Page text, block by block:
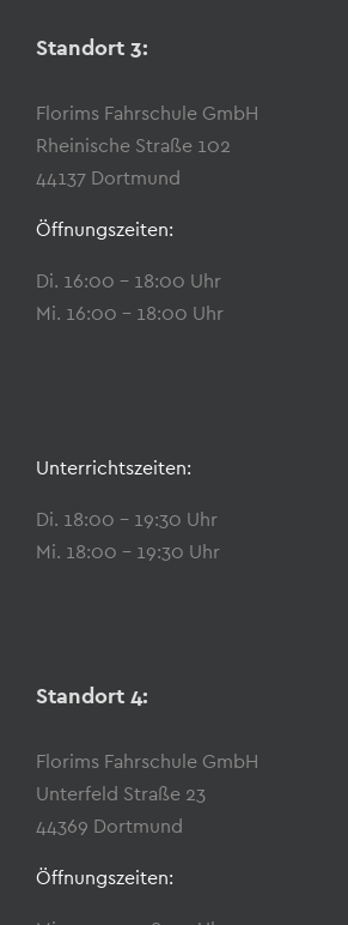
Standort 3:
Florims Fahrschule GmbH
Rheinische Straße 102
44137 Dortmund
Öffnungszeiten:
Di. 16:00 – 18:00 Uhr
Mi. 16:00 – 18:00 Uhr
Unterrichtszeiten:
Di. 18:00 – 19:30 Uhr
Mi. 18:00 – 19:30 Uhr
Standort 4:
Florims Fahrschule GmbH
Unterfeld Straße 23
44369 Dortmund
Öffnungszeiten: